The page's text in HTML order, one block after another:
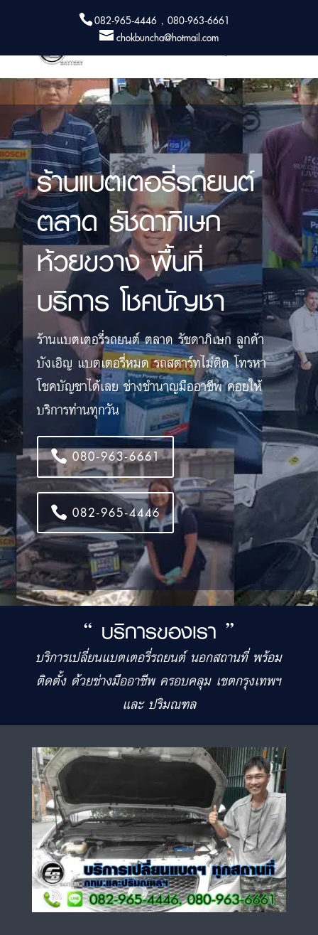
082-965-4446 , 080-963-6661
chokbuncha@hotmail.com
ร้านแบตเตอรี่รถยนต์
ตลาด รัชดาภิเษก
ห้วยขวาง พื้นที่
บริการ โชคบัญชา
ร้านแบตเตอรี่รถยนต์ ตลาด รัชดาภิเษก ลูกค้า
บังเอิญ แบตเตอรี่หมด รถสตาร์ทไม่ติด โทรหา
โชคบัญชาได้เลย ช่างชำนาญมืออาชีพ คอยให้
บริการท่านทุกวัน
080-963-6661
082-965-4446
“ บริการของเรา ”
บริการเปลี่ยนแบตเตอรี่รถยนต์ นอกสถานที่ พร้อม
ติดตั้ง ด้วยช่างมืออาชีพ ครอบคลุม เขตกรุงเทพฯ
และ ปริมณฑล